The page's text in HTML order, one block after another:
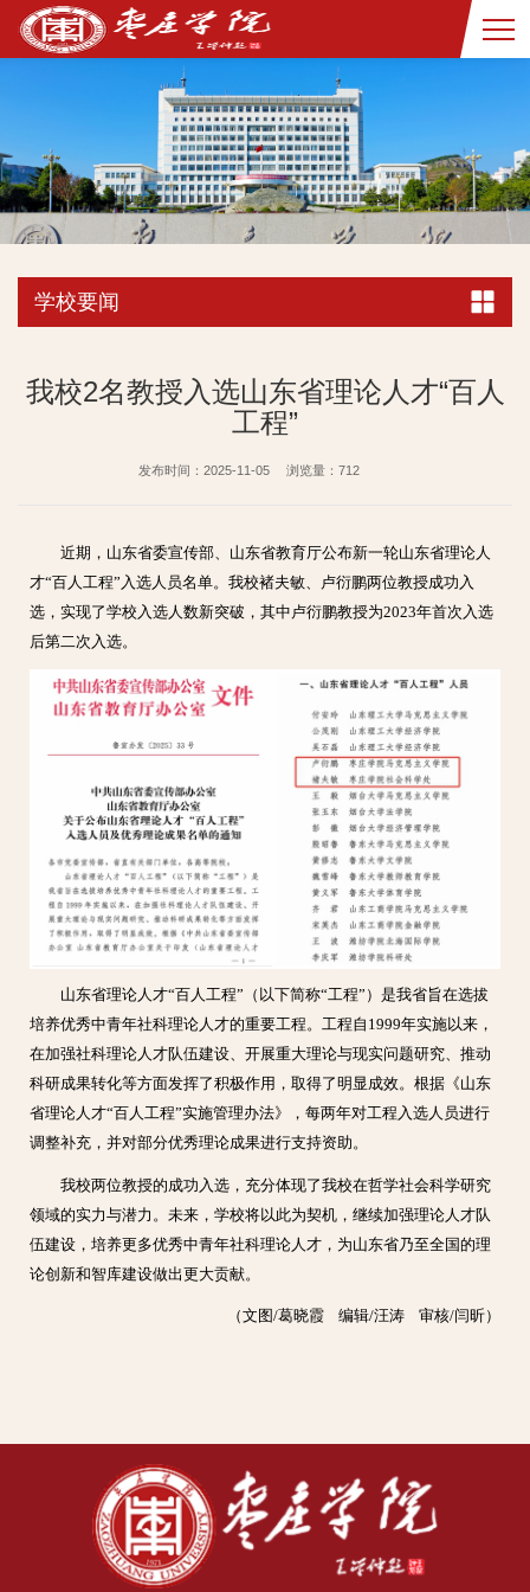
学校要闻
我校2名教授入选山东省理论人才“百人
工程”
发布时间：2025-11-05 浏览量： 712
近期，山东省委宣传部、山东省教育厅公布新一轮山东省理论人
才“百人工程”入选人员名单。我校褚夫敏、卢衍鹏两位教授成功入
选，实现了学校入选人数新突破，其中卢衍鹏教授为2023年首次入选
后第二次入选。
山东省理论人才“百人工程”（以下简称“工程”）是我省旨在选拔
培养优秀中青年社科理论人才的重要工程。工程自1999年实施以来，
在加强社科理论人才队伍建设、开展重大理论与现实问题研究、推动
科研成果转化等方面发挥了积极作用，取得了明显成效。根据《山东
省理论人才“百人工程”实施管理办法》，每两年对工程入选人员进行
调整补充，并对部分优秀理论成果进行支持资助。
我校两位教授的成功入选，充分体现了我校在哲学社会科学研究
领域的实力与潜力。未来，学校将以此为契机，继续加强理论人才队
伍建设，培养更多优秀中青年社科理论人才，为山东省乃至全国的理
论创新和智库建设做出更大贡献。
（文图/葛晓霞 编辑/汪涛 审核/闫昕）